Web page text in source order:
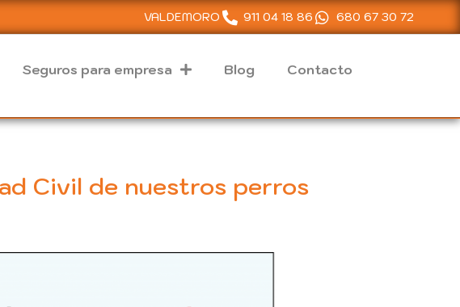
VALDEMORO 911 04 18 86 680 67 30 72
Seguros para empresa Blog Contacto
Civil de nuestros perros